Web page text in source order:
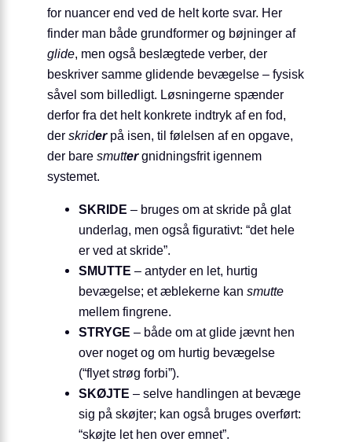
for nuancer end ved de helt korte svar. Her
finder man både grundformer og bøjninger af
glide, men også beslægtede verber, der
beskriver samme glidende bevægelse – fysisk
såvel som billedligt. Løsningerne spænder
derfor fra det helt konkrete indtryk af en fod,
der skriderpå isen, til følelsen af en opgave,
der bare smuttergnidningsfrit igennem
systemet.
SKRIDE – bruges om at skride på glat
underlag, men også figurativt: “det hele
er ved at skride”.
SMUTTE – antyder en let, hurtig
bevægelse; et æblekerne kan smutte
mellem fingrene.
STRYGE – både om at glide jævnt hen
over noget og om hurtig bevægelse
(“flyet strøg forbi”).
SKØJTE – selve handlingen at bevæge
sig på skøjter; kan også bruges overført:
“skøjte let hen over emnet”.